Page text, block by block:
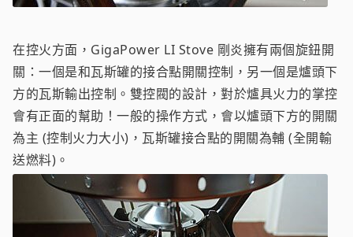
在控火方面，GigaPower LI Stove 剛炎擁有兩個旋鈕開
關：一個是和瓦斯罐的接合點開關控制，另一個是爐頭下
方的瓦斯輸出控制。雙控閥的設計，對於爐具火力的掌控
會有正面的幫助！一般的操作方式，會以爐頭下方的開關
為主 (控制火力大小)，瓦斯罐接合點的開關為輔 (全開輸
送燃料)。